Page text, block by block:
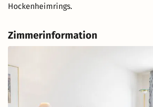
Hockenheimrings.
Zimmerinformation